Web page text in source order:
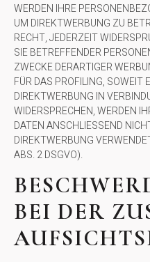
WERDEN IHRE
UM DIREKTWERBUNG ZU
RECHT, JEDERZEIT
SIE BETREFFENDER
ZWECKE DERARTIGER
FÜR DAS PROFILING, SOWEIT
DIREKTWERBUNG IN
WIDERSPRECHEN, WERDEN
DATEN ANSCHLIESSEND
DIREKTWERBUNG
ABS. 2 DSGVO).
BEI DER